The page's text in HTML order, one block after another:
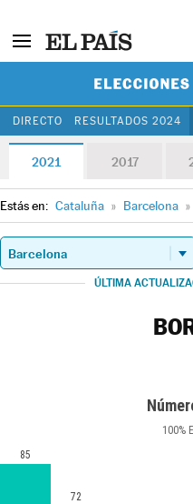
DIRECTO RESULTADOS 2024
2021 2017
Estás en: Cataluña » Barcelona »
ÚLTIMA
100%
85
72